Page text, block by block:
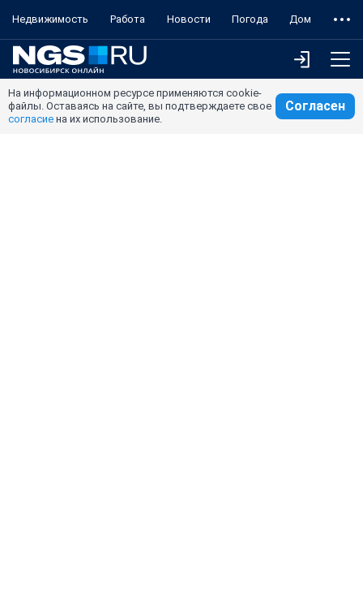
Недвижимость Работа Новости Погода Дом
На информационном ресурсе применяются cookie-
файлы. Оставаясь на сайте, вы подтверждаете свое
согласие на их использование.
Согласен